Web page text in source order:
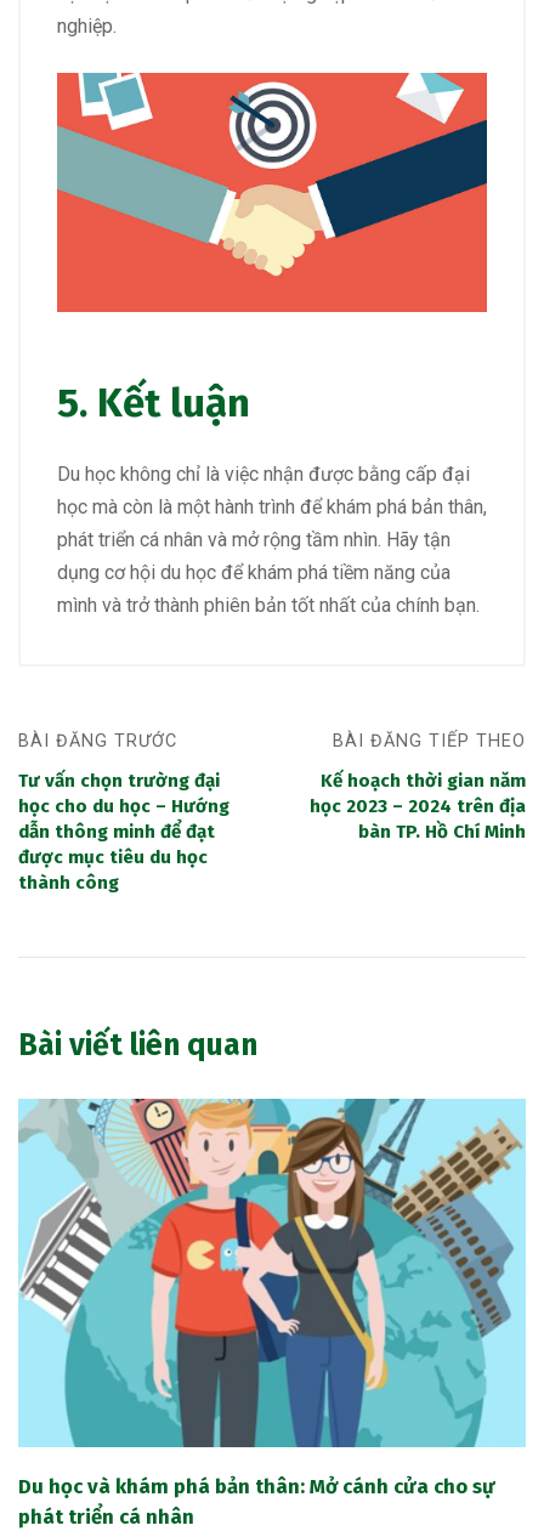
nghiệp.
5. Kết luận
Du học không chỉ là việc nhận được bằng cấp đại
học mà còn là một hành trình để khám phá bản thân,
phát triển cá nhân và mở rộng tầm nhìn. Hãy tận
dụng cơ hội du học để khám phá tiềm năng của
mình và trở thành phiên bản tốt nhất của chính bạn.
BÀI ĐĂNG TRƯỚC
Tư vấn chọn trường đại
học cho du học – Hướng
dẫn thông minh để đạt
được mục tiêu du học
thành công
BÀI ĐĂNG TIẾP THEO
Kế hoạch thời gian năm
học 2023 – 2024 trên địa
bàn TP. Hồ Chí Minh
Bài viết liên quan
Du học và khám phá bản thân: Mở cánh cửa cho sự
phát triển cá nhân